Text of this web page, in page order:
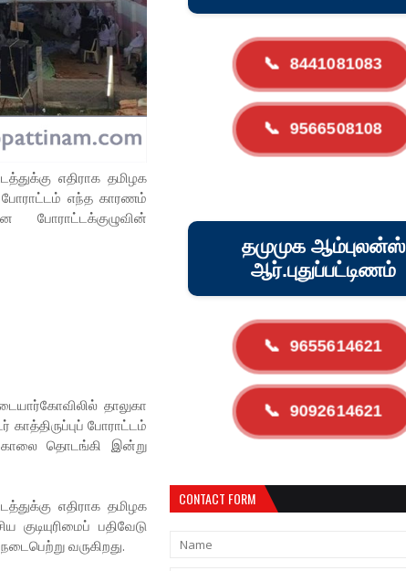
எதிராக தமிழக
போராட்டம் எந்த காரணம்
தாலுகா
போராட்டம்
காலை தொடங்கி இன்று
எதிராக தமிழக
பதிவேடு
வருகிறது.
📞 8441081083
📞 9566508108
தமுமுக ஆம்புலன்ஸ்
ஆர்.புதுப்பட்டிணம்
📞 9655614621
📞 9092614621
CONTACT FORM